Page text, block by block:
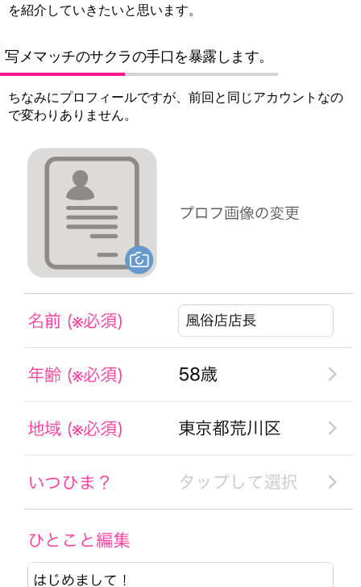
を紹介していきたいと思います。
写メマッチのサクラの手口を暴露します。
ちなみにプロフィールですが、前回と同じアカウントなの
で変わりありません。